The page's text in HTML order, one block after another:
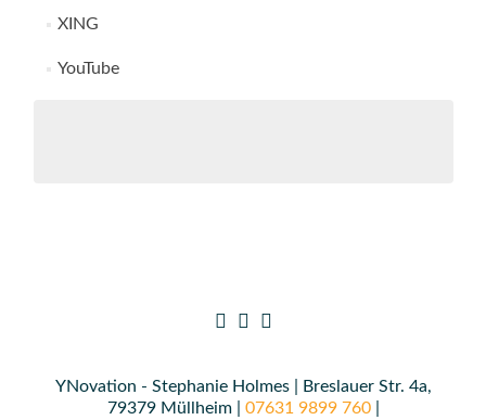
XING
YouTube
YNovation - Stephanie Holmes | Breslauer Str. 4a,
79379 Müllheim | 07631 9899 760|